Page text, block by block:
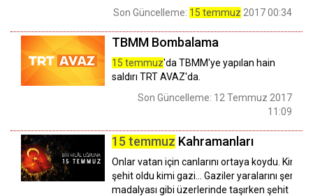
Son Güncelleme: 15 temmuz 2017 00:34
TBMM Bombalama
15 temmuz'da TBMM'ye yapılan hain
saldırı TRT AVAZ'da.
Son Güncelleme: 12 Temmuz 2017
11:09
15 temmuz Kahramanları
Onlar vatan için canlarını ortaya koydu. Kimi
şehit oldu kimi gazi... Gaziler yaralarını şeref
madalyası gibi üzerlerinde taşırken şehit